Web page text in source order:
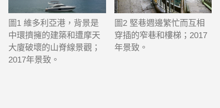
圖1 維多利亞港，背景是
中環擠擁的建築和遭摩天
大廈破壞的山脊線景觀；
2017年景致。
圖2 堅巷週邊繁忙而互相
穿插的窄巷和樓梯；2017
年景致。